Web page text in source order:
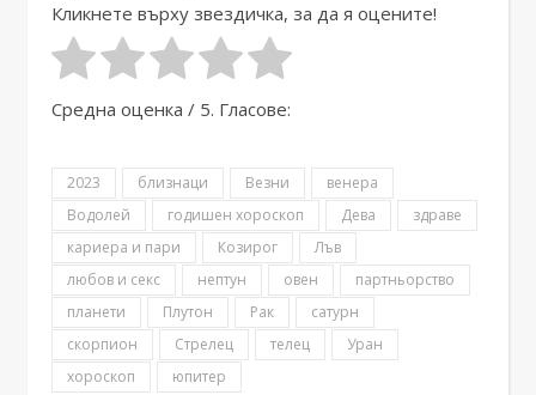
Кликнете върху звездичка, за да я оцените!
Средна оценка / 5. Гласове:
2023 близнаци Везни
венера
Водолей
годишен хороскоп Дева
здраве
кариера и пари
Козирог
Лъв
любов и секс
нептун овен
партньорство
планети
Плутон Рак
сатурн
скорпион
Стрелец телец
Уран
хороскоп
юпитер